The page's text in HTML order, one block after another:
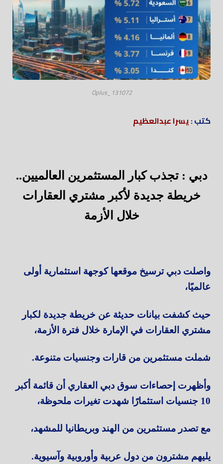
Oplus_131072
كتب :يسرا عبدالعظيم
دبي : تجذب كبار المستثمرين العالميين..
خريطة جديدة لأكبر مشتري العقارات
خلال الأزمة
واصلت دبي ترسيخ موقعها كوجهة استثمارية أولى
عالميًا،
حيث كشفت بيانات حديثة عن خريطة جديدة لكبار
مشتري العقارات في الإمارة خلال فترة الأزمة،
شملت مستثمرين من قارات وجنسيات متنوعة.
وأظهرت إحصاءات سوق دبي العقاري أن قائمة أكبر
10 جنسيات استثمارًا شهدت تغيرات ملحوظة،
مع تصدر مستثمرين من الهند وبريطانيا للمشهد،
يليهم مشترون من دول عربية وأوروبية وآسيوية.